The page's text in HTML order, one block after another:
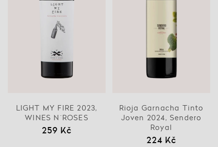
LIGHT MY FIRE 2023,
WINES N´ROSES
259 Kč
Rioja Garnacha Tinto
Joven 2024, Sendero
Royal
224 Kč